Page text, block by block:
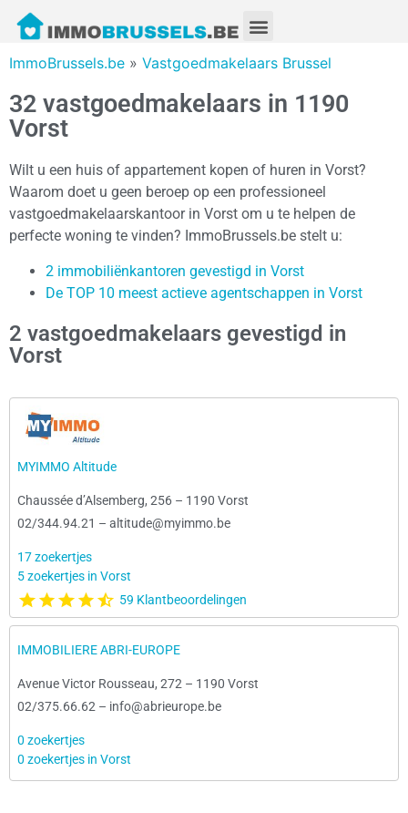
ImmoBrussels.be » Vastgoedmakelaars Brussel
32 vastgoedmakelaars in 1190
Vorst
Wilt u een huis of appartement kopen of huren in Vorst?
Waarom doet u geen beroep op een professioneel
vastgoedmakelaarskantoor in Vorst om u te helpen de
perfecte woning te vinden? ImmoBrussels.be stelt u:
2 immobiliënkantoren gevestigd in Vorst
De TOP 10 meest actieve agentschappen in Vorst
2 vastgoedmakelaars gevestigd in
Vorst
MYIMMO Altitude
Chaussée d’Alsemberg, 256 – 1190 Vorst
02/344.94.21 – altitude@myimmo.be
17 zoekertjes
5 zoekertjes in Vorst
59 Klantbeoordelingen
IMMOBILIERE ABRI-EUROPE
Avenue Victor Rousseau, 272 – 1190 Vorst
02/375.66.62 – info@abrieurope.be
0 zoekertjes
0 zoekertjes in Vorst